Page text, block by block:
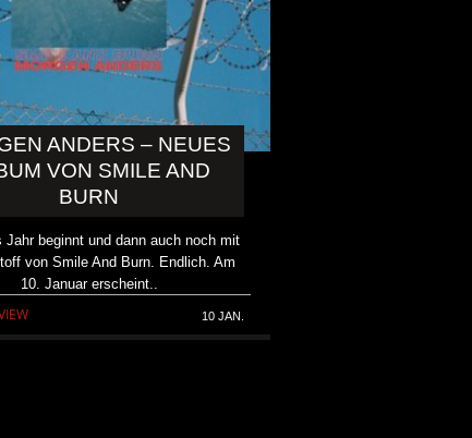
ANDERS – NEUES
VON SMILE AND
BURN
Jahr beginnt und dann auch noch mit
von Smile And Burn. Endlich. Am
10. Januar erscheint..
10 JAN.
KRIS BARRAS BAND VERÖFFENTLICHT